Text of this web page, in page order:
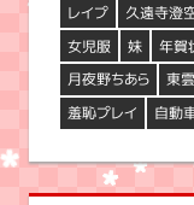
レイプ
久遠寺澄
女児服
妹 年賀
月夜野ちあら
東
羞恥プレイ
自動